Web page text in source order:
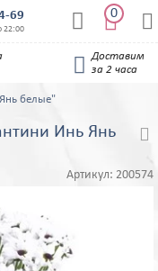
69
22:00  
0 

Доставим
за 2 часа
белые"
Инь Янь
Артикул: 200574
